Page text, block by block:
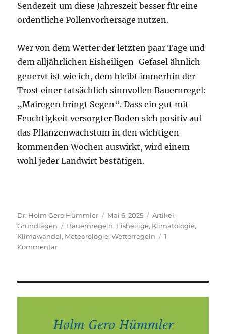
Sendezeit um diese Jahreszeit besser für eine
ordentliche Pollenvorhersage nutzen.
Wer von dem Wetter der letzten paar Tage und
dem alljährlichen Eisheiligen-Gefasel ähnlich
genervt ist wie ich, dem bleibt immerhin der
Trost einer tatsächlich sinnvollen Bauernregel:
„Mairegen bringt Segen“. Dass ein gut mit
Feuchtigkeit versorgter Boden sich positiv auf
das Pflanzenwachstum in den wichtigen
kommenden Wochen auswirkt, wird einem
wohl jeder Landwirt bestätigen.
Autor
Dr. Holm Gero Hümmler
Veröffentlicht
am
Mai 6, 2025 Kategorien
Artikel,
Grundlagen
Schlagwörter
Bauernregeln, Eisheilige, Klimatologie,
Klimawandel, Meteorologie,Wetterregeln
1
Kommentarzu